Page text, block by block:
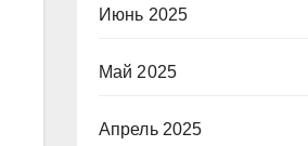
Июнь 2025
Май 2025
Апрель 2025